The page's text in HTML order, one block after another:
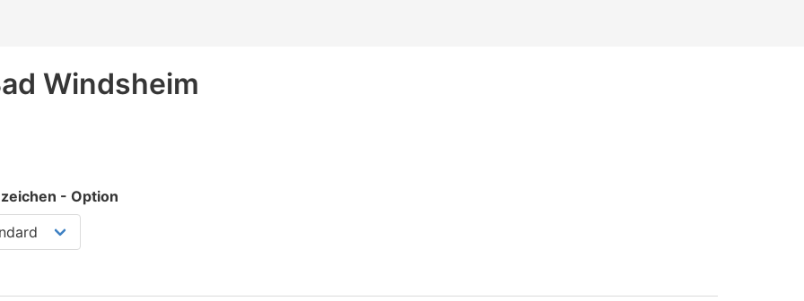
Windsheim
- Option